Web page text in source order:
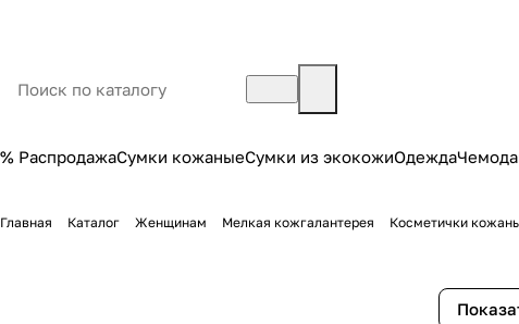
% РаспродажаСумки кожаныеСумки из экокожиОдежда
Главная Каталог Женщинам Мелкая кожгалантерея Косметички